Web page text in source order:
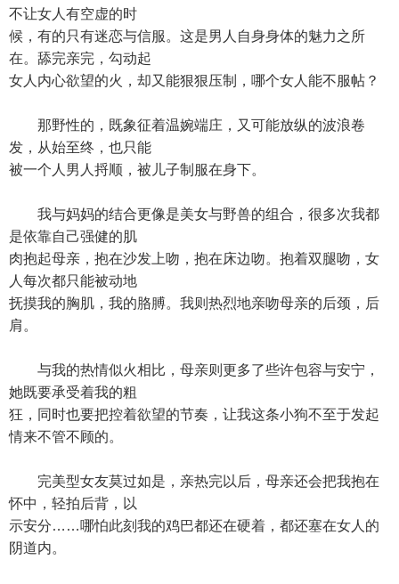
不让女人有空虚的时
候，有的只有迷恋与信服。这是男人自身身体的魅力之所
在。舔完亲完，勾动起
女人内心欲望的火，却又能狠狠压制，哪个女人能不服帖？
那野性的，既象征着温婉端庄，又可能放纵的波浪卷
发，从始至终，也只能
被一个人男人捋顺，被儿子制服在身下。
我与妈妈的结合更像是美女与野兽的组合，很多次我都
是依靠自己强健的肌
肉抱起母亲，抱在沙发上吻，抱在床边吻。抱着双腿吻，女
人每次都只能被动地
抚摸我的胸肌，我的胳膊。我则热烈地亲吻母亲的后颈，后
肩。
与我的热情似火相比，母亲则更多了些许包容与安宁，
她既要承受着我的粗
狂，同时也要把控着欲望的节奏，让我这条小狗不至于发起
情来不管不顾的。
完美型女友莫过如是，亲热完以后，母亲还会把我抱在
怀中，轻拍后背，以
示安分……哪怕此刻我的鸡巴都还在硬着，都还塞在女人的
阴道内。